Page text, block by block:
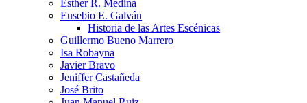
Esther R. Medina
Eusebio E. Galván
Historia de las Artes Escénicas
Guillermo Bueno Marrero
Isa Robayna
Javier Bravo
Jeniffer Castañeda
José Brito